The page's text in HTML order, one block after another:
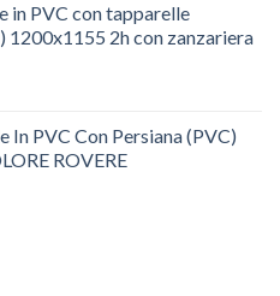
in PVC con tapparelle
1200x1155 2h con zanzariera
In PVC Con Persiana (PVC)
ROVERE